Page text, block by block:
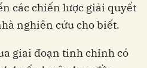
các chiến lược giải quyết
nghiên cứu cho biết.
giai đoạn tinh chỉnh có